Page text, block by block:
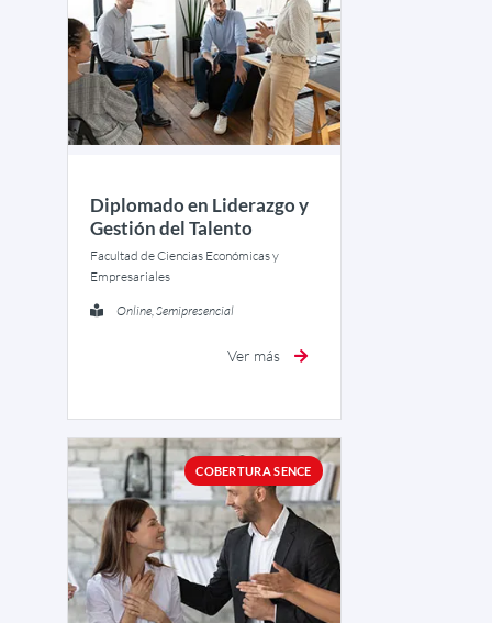
Diplomado en Liderazgo y
Gestión del Talento
Facultad de Ciencias Económicas y
Empresariales
Online, Semipresencial
Ver más
COBERTURA SENCE